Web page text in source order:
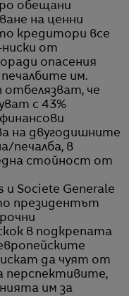
обещани
на ценни
кредитори все
от
опасения
им.
отбелязват, че
с 43%
на двугодишните
печалба, в
стойност от
и Societe Generale
президентът
в подкрепата
да чуят от
перспективите,
им за